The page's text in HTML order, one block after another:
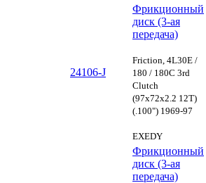
24106-J
Фрикционный
диск (3-ая
передача)
Friction, 4L30E /
180 / 180C 3rd
Clutch
(97x72x2.2 12T)
(.100") 1969-97
EXEDY
Фрикционный
диск (3-ая
передача)